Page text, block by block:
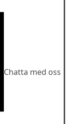
Chatta med oss